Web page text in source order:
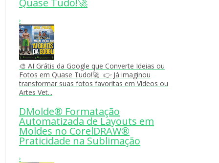
Quase Tudo!🚀
›
🎨 AI Grátis da Google que Converte Ideias ou
Fotos em Quase Tudo!🚀 👉 Já imaginou
transformar suas fotos favoritas em Vídeos ou
Artes Vet...
DMolde® Formatação
Automatizada de Layouts em
Moldes no CorelDRAW®
Praticidade na Sublimação
›